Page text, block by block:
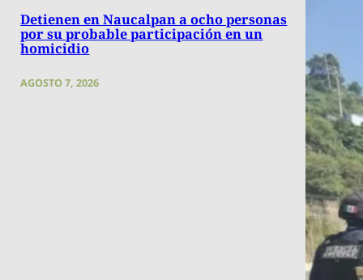
Detienen en Naucalpan a ocho personas
por su probable participación en un
homicidio
AGOSTO 7, 2026